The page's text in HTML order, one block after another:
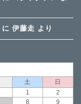
に 伊藤走 より
土
日
1
2
8 9